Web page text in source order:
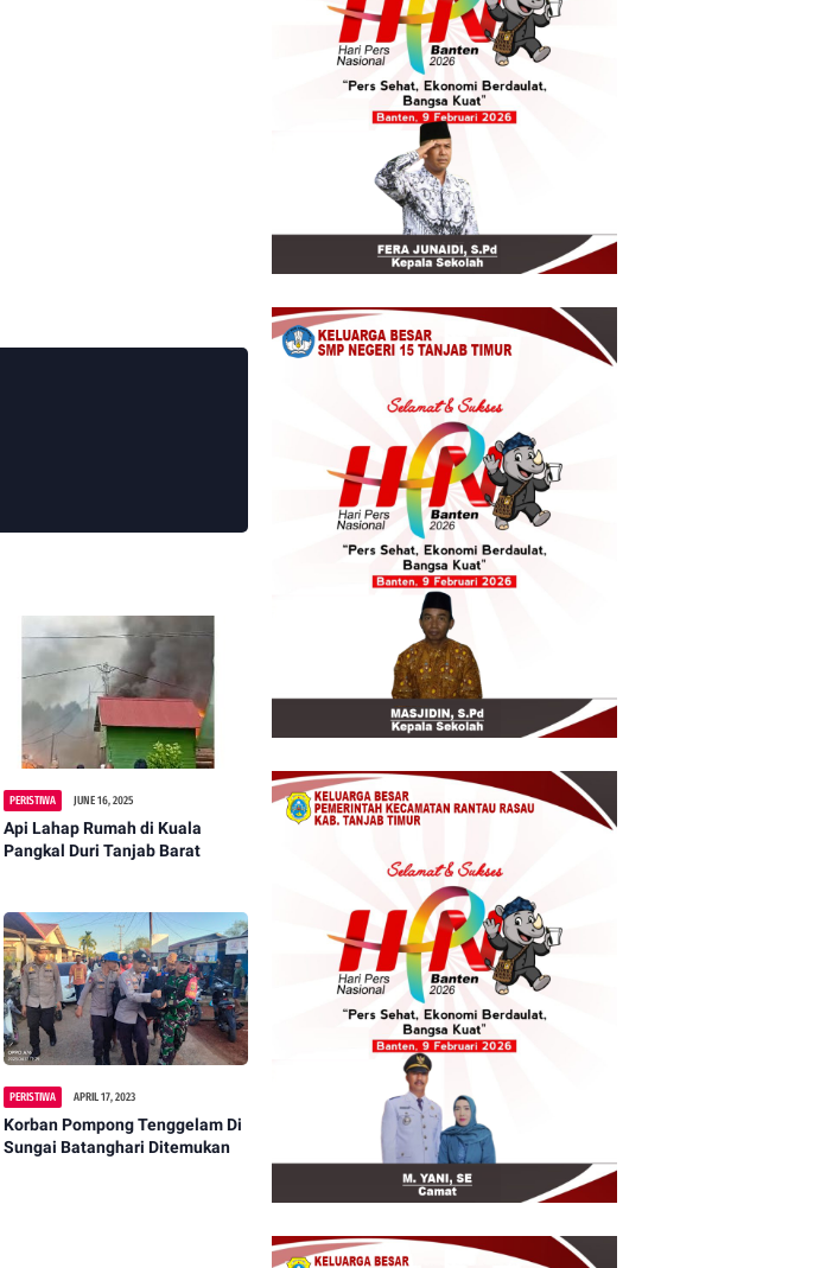
PERISTIWA JUNE 16, 2025
Api Lahap Rumah di Kuala
Pangkal Duri Tanjab Barat
PERISTIWA APRIL 17, 2023
Korban Pompong Tenggelam Di
Sungai Batanghari Ditemukan